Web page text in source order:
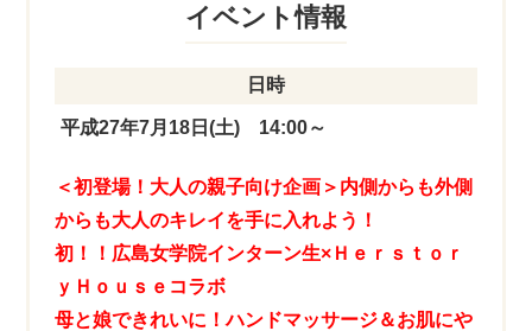
イベント情報
日時
平成27年7月18日(土) 14:00～
＜初登場！大人の親子向け企画＞内側からも外側
からも大人のキレイを手に入れよう！
初！！広島女学院インターン生×Ｈｅｒｓｔｏｒ
ｙＨｏｕｓｅコラボ
母と娘できれいに！ハンドマッサージ＆お肌にや